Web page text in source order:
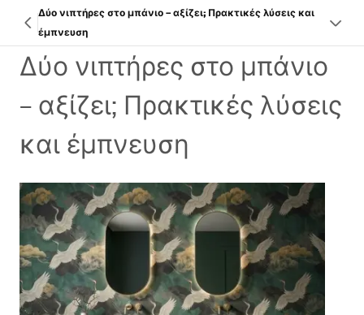
Δύο νιπτήρες στο μπάνιο – αξίζει; Πρακτικές λύσεις και
έμπνευση
Δύο νιπτήρες στο μπάνιο
– αξίζει; Πρακτικές λύσεις
και έμπνευση